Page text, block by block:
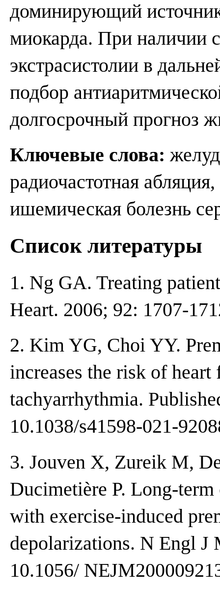
доминирующий
миокарда. При наличии
экстрасистолии в
подбор
долгосрочный прогноз
Ключевые слова:
радиочастотная
ишемическая болезнь
Список литературы
1. Ng GA. Treating
Heart. 2006; 92: 1707-
2. Kim YG, Choi YY.
increases the risk of
tachyarrhythmia.
10.1038/s41598-021-
3. Jouven X, Zureik M,
Ducimetière P. Long-
with exercise-induced
depolarizations. N Engl J
10.1056/